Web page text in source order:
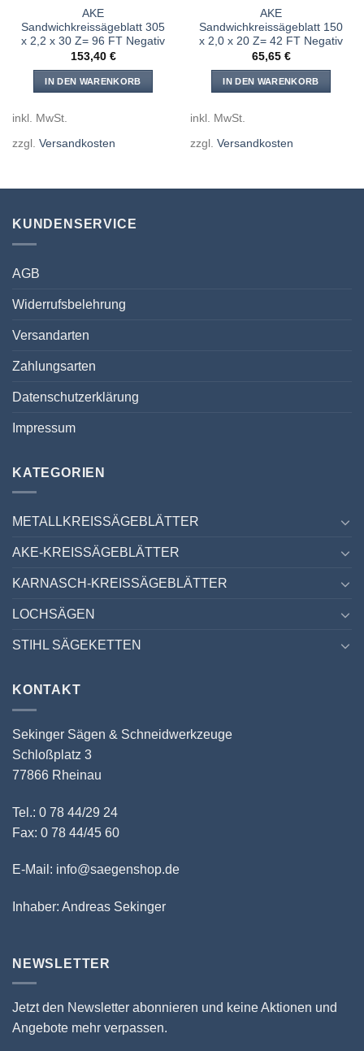
AKE
Sandwichkreissägeblatt 305
x 2,2 x 30 Z= 96 FT Negativ
153,40 €
IN DEN WARENKORB
inkl. MwSt.
zzgl. Versandkosten
AKE
Sandwichkreissägeblatt 150
x 2,0 x 20 Z= 42 FT Negativ
65,65 €
IN DEN WARENKORB
inkl. MwSt.
zzgl. Versandkosten
KUNDENSERVICE
AGB
Widerrufsbelehrung
Versandarten
Zahlungsarten
Datenschutzerklärung
Impressum
KATEGORIEN
METALLKREISSÄGEBLÄTTER
AKE-KREISSÄGEBLÄTTER
KARNASCH-KREISSÄGEBLÄTTER
LOCHSÄGEN
STIHL SÄGEKETTEN
KONTAKT
Sekinger Sägen & Schneidwerkzeuge
Schloßplatz 3
77866 Rheinau
Tel.: 0 78 44/29 24
Fax: 0 78 44/45 60
E-Mail: info@saegenshop.de
Inhaber: Andreas Sekinger
NEWSLETTER
Jetzt den Newsletter abonnieren und keine Aktionen und
Angebote mehr verpassen.